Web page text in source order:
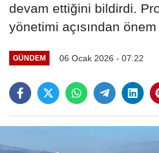
devam ettiğini bildirdi.
yönetimi açısından önem
GÜNDEM 06 Ocak 2026 - 07:22